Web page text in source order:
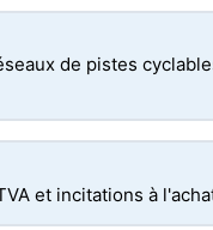
de pistes
et incitations à